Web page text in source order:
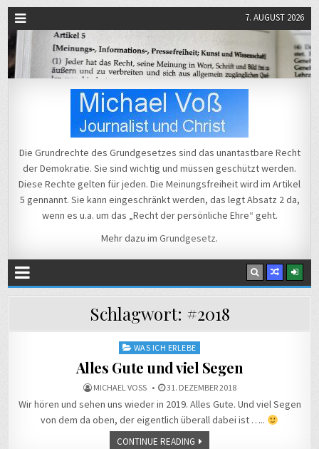
7. AUGUST 2026
Michael Voß
Die Grundrechte des Grundgesetzes sind das unantastbare Recht
der Demokratie. Sie sind wichtig und müssen geschützt werden.
Diese Rechte gelten für jeden. Die Meinungsfreiheit wird im Artikel
5 gennannt. Sie kann eingeschränkt werden, das legt Absatz 2 da,
wenn es u.a. um das „Recht der persönliche Ehre“ geht.
Mehr dazu im Grundgesetz.
Schlagwort: #2018
Posted
in
WAS ICH ERLEBE
Alles Gute und viel Segen
MICHAEL VOSS 31. DEZEMBER 2018
Wir hören und sehen uns wieder in 2019. Alles Gute. Und viel Segen
von dem da oben, der eigentlich überall dabei ist …..
CONTINUE READING